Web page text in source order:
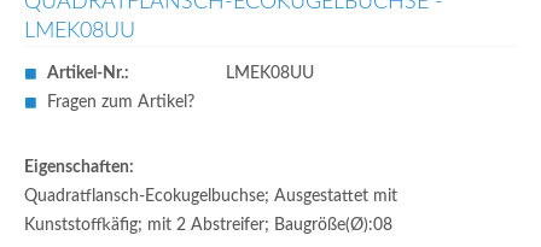
LMEK08UU
Artikel-Nr.:
LMEK08UU
Fragen zum Artikel?
Eigenschaften:
Quadratflansch-Ecokugelbuchse; Ausgestattet mit
Kunststoffkäfig; mit 2 Abstreifer; Baugröße(Ø):08